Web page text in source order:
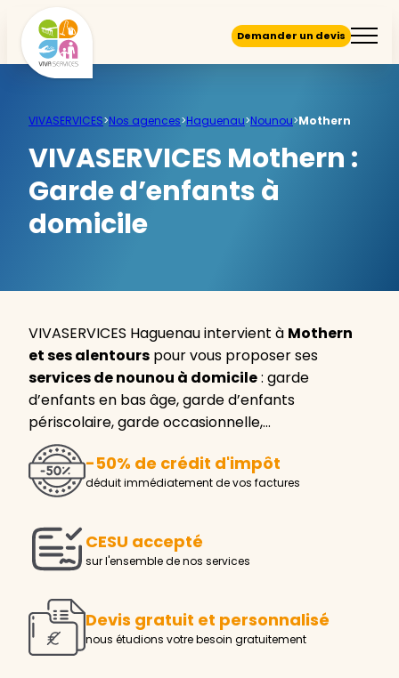
Demander un devis
VIVASERVICES>Nos agences>Haguenau>Nounou>Mothern
VIVASERVICES Mothern :
Garde d’enfants à
domicile
VIVASERVICES Haguenau intervient à Mothern
et ses alentours pour vous proposer ses
services de nounou à domicile: garde
d’enfants en bas âge, garde d’enfants
périscolaire, garde occasionnelle,…
-50% de crédit d'impôt
déduit immédiatement de vos factures
CESU accepté
sur l'ensemble de nos services
Devis gratuit et personnalisé
nous étudions votre besoin gratuitement